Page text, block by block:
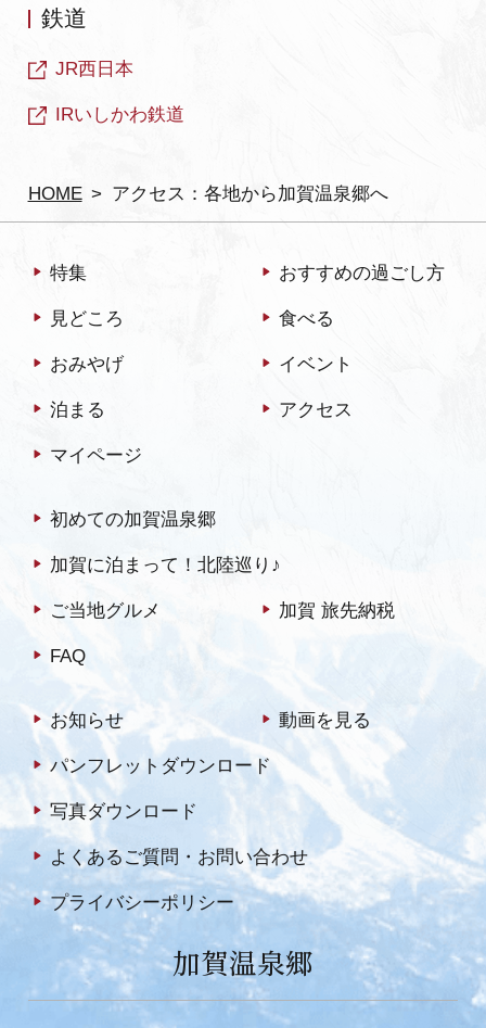
HOME アクセス：各地から加賀温泉郷へ
鉄道
JR西日本
IRいしかわ鉄道
特集 おすすめの過ごし方
見どころ 食べる
おみやげ イベント
泊まる アクセス
マイページ
初めての加賀温泉郷
加賀に泊まって！北陸巡り♪
ご当地グルメ 加賀 旅先納税
FAQ
お知らせ 動画を見る
パンフレットダウンロード
写真ダウンロード
よくあるご質問・お問い合わせ
プライバシーポリシー
加賀温泉郷